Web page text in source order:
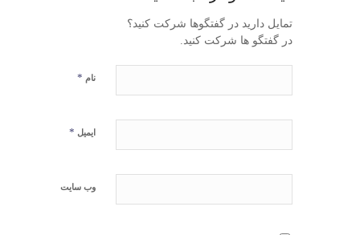
تمایل دارید در گفتگوها شرکت کنید؟
در گفتگو ها شرکت کنید.
نام *
ایمیل *
وب‌ سایت